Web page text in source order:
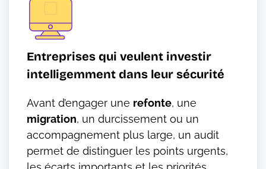
Entreprises qui veulent investir
intelligemment dans leur sécurité
Avant d’engager une refonte, une
migration, un durcissement ou un
accompagnement plus large, un audit
permet de distinguer les points urgents,